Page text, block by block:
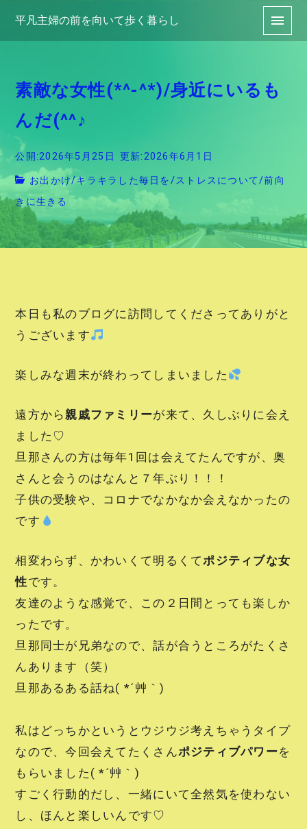
平凡主婦の前を向いて歩く暮らし
素敵な女性(*^-^*)/身近にいるも
んだ(^^♪
公開:2026年5月25日 更新:2026年6月1日
お出かけ/キラキラした毎日を/ストレスについて/前向
きに生きる
本日も私のブログに訪問してくださってありがと
うございます
楽しみな週末が終わってしまいました
遠方から親戚ファミリーが来て、久しぶりに会え
ました♡
旦那さんの方は毎年1回は会えてたんですが、奥
さんと会うのはなんと７年ぶり！！！
子供の受験や、コロナでなかなか会えなかったの
です
相変わらず、かわいくて明るくてポジティブな女
性です。
友達のような感覚で、この２日間とっても楽しか
ったです。
旦那同士が兄弟なので、話が合うところがたくさ
んあります（笑）
旦那あるある話ね( *´艸｀)
私はどっちかというとウジウジ考えちゃうタイプ
なので、今回会えてたくさんポジティブパワーを
もらいました( *´艸｀)
すごく行動的だし、一緒にいて全然気を使わない
し、ほんと楽しいんです♡